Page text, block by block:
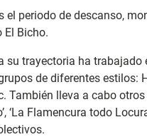
el periodo de descanso,
El Bicho.
su trayectoria ha
de diferentes estilos:
También lleva a cabo
‘La Flamencura todo